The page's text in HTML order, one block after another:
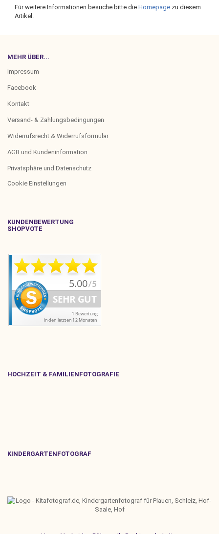
Für weitere Informationen besuche bitte die Homepage zu diesem
Artikel.
MEHR ÜBER...
Impressum
Facebook
Kontakt
Versand- & Zahlungsbedingungen
Widerrufsrecht & Widerrufsformular
AGB und Kundeninformation
Privatsphäre und Datenschutz
Cookie Einstellungen
KUNDENBEWERTUNG
SHOPVOTE
HOCHZEIT & FAMILIENFOTOGRAFIE
KINDERGARTENFOTOGRAF